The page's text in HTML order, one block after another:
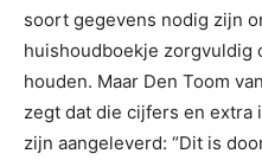
soort gegevens nodig zijn
huishoudboekje zorgvuldig
houden. Maar Den Toom
zegt dat die cijfers en
zijn aangeleverd: “Dit is